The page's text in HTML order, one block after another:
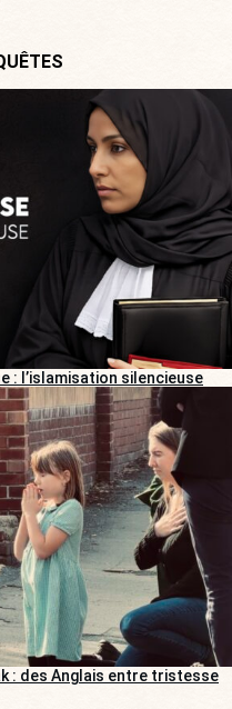
: l’islamisation silencieuse
: des Anglais entre tristesse